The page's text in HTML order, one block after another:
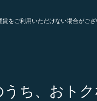
ご利用いただけない場合がご
ち、おト